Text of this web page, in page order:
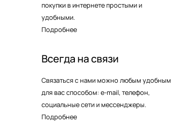
покупки в интернете простыми и
удобными.
Подробнее
Всегда на связи
Связаться с нами можно любым удобным
для вас способом: e-mail, телефон,
социальные сети и мессенджеры.
Подробнее